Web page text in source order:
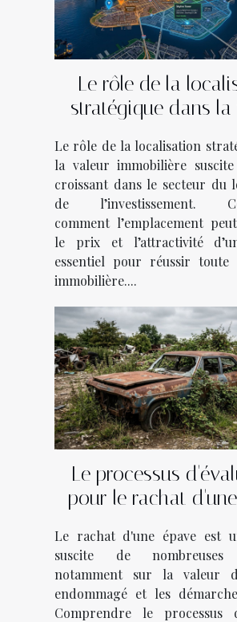
Le rôle de la
stratégique dans la
Le rôle de la localisation
la valeur immobilière
croissant dans le secteur du
de l’investissement.
comment l’emplacement
le prix et l’attractivité
essentiel pour réussir toute
immobilière....
Le processus
pour le rachat
Le rachat d'une épave est
suscite de nombreuses
notamment sur la valeur
endommagé et les
Comprendre le processus